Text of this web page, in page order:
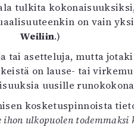
tulkita
on vain
Weiliin.)
tai asetteluja, mutta
on lause- tai
uusille
kosketuspinnoista
ulkopuolen todemmaksi